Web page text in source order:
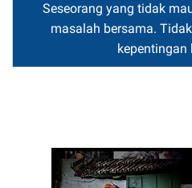
Seseorang yang tidak
masalah bersama.
kepentingan